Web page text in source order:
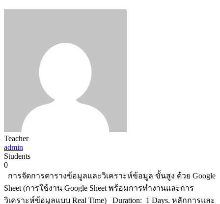
Teacher
admin
Students
0
การจัดการตารางข้อมูลและวิเคราะห์ข้อมูล ขั้นสูง ด้วย Google
Sheet (การใช้งาน Google Sheet พร้อมการทำงานและการ
วิเคราะห์ข้อมูลแบบ Real Time) Duration: 1 Days. หลักการและ